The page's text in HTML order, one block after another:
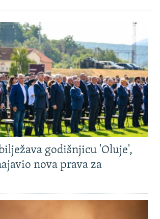
godišnjicu 'Oluje',
nova prava za